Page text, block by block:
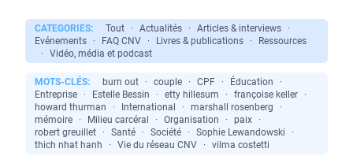
CATEGORIES: Tout · Actualités · Articles & interviews
·
Evénements
· FAQ CNV · Livres & publications ·
Ressources
·
Vidéo, média et podcast
MOTS-CLÉS: burn out · couple · CPF · Éducation
·
Entreprise
· Estelle Bessin · etty hillesum · françoise keller
·
howard thurman
· International · marshall rosenberg
·
mémoire
· Milieu carcéral · Organisation · paix
·
robert greuillet
· Santé · Société · Sophie Lewandowski
·
thich nhat hanh
· Vie du réseau CNV · vilma costetti